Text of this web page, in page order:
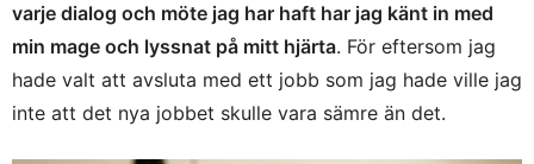
varje dialog och möte jag har haft har jag känt in med
min mage och lyssnat på mitt hjärta. För eftersom jag
hade valt att avsluta med ett jobb som jag hade ville jag
inte att det nya jobbet skulle vara sämre än det.